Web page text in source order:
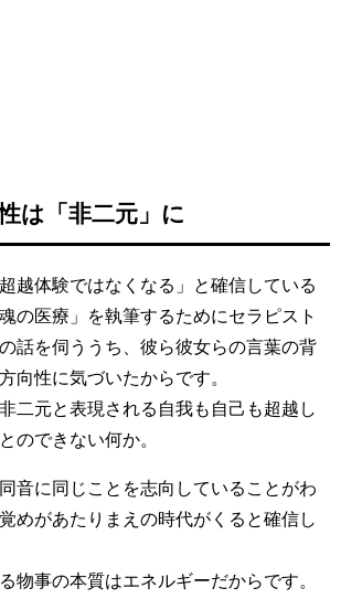
は「非二元」に
越体験ではなくなる」と確信している
の医療」を執筆するためにセラピスト
話を伺ううち、彼ら彼女らの言葉の背
向性に気づいたからです。
二元と表現される自我も自己も超越し
のできない何か。
音に同じことを志向していることがわ
めがあたりまえの時代がくると確信し
物事の本質はエネルギーだからです。